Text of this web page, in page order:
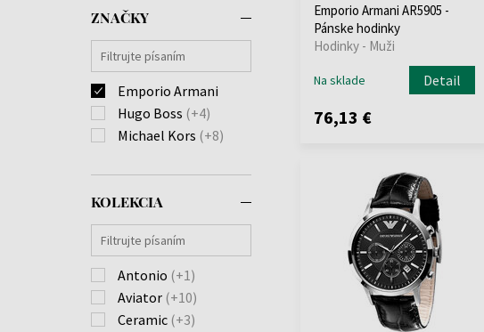
ZNAČKY
Emporio Armani
Hugo Boss (+4)
Michael Kors (+8)
KOLEKCIA
Antonio (+1)
Aviator (+10)
Ceramic (+3)
Emporio Armani AR5905 -
Pánske hodinky
Hodinky - Muži
Na sklade Detail
76,13 €